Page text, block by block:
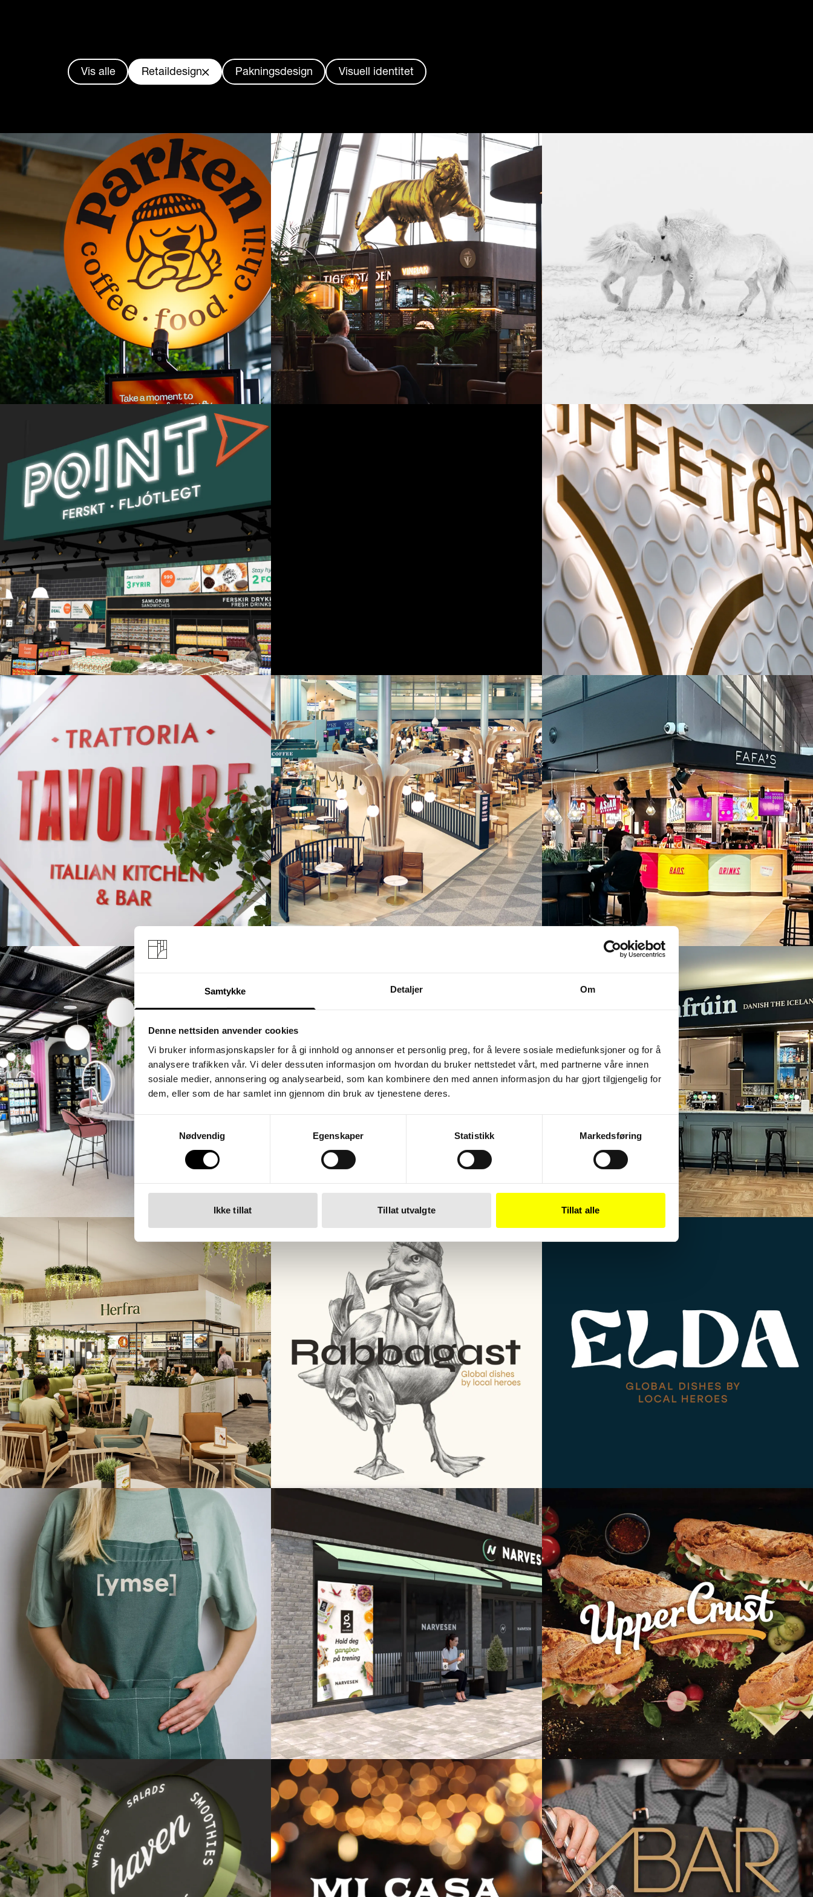
Samtykke Detaljer Om
Denne nettsiden anvender cookies
Vi bruker informasjonskapsler for å gi innhold og annonser et personlig preg, for å levere sosiale mediefunksjoner og for å
analysere trafikken vår. Vi deler dessuten informasjon om hvordan du bruker nettstedet vårt, med partnerne våre innen
sosiale medier, annonsering og analysearbeid, som kan kombinere den med annen informasjon du har gjort tilgjengelig for
dem, eller som de har samlet inn gjennom din bruk av tjenestene deres.
Samtykkevalg
Nødvendig
Egenskaper Statistikk Markedsføring
Ikke tillat Tillat utvalgte Tillat alle
Vis alle Retaildesign Pakningsdesign Visuell identitet
Parken – et distinkt
serveringskonsept med urbane
røtter
Select Service Partner AS​​​​
Et distinkt vinbarkonsept med
blikket vendt mot byen
SSP
En smak av Island – retaildesign
for Icelandic Deli på Keflavík
SSP Nordics & Baltics
Retaildesign for Point på Keflavík
– revitalisering og vekst gjennom
smartere løsninger
SSP Nordics & Baltics
Kaffetår – en moderne kaffebar
med norsk sjel og arkitektonisk
finesse
SSP Norge
Trattoria Tavolare – italiensk
sjarm møter Oslo lufthavn
Select Service Partner AS​​​​
Fra strategi og konsept til
prisvinnende foodcourt
SSP Finland
Tre unike serveringskonsepter –
én prisvinnende foodcourt
SSP Finland
Norges største skjønnhetsbutikk
på nett – nå også vakre fysiske
butikker
Brandsdal Group
Bjørns Backyard – en smak av
Oslo for reisende
Serveringskonsept med danske
smørrebrød på islandsk vis
Navn, visuell identitet og
serveringskonsept herfra
SSP
Rabbagast - en tjommi med
Ymse – litt av hvert til flyreisen
Narvesen revitaliserer sitt
butikkonsept – med fokus på
mat og drikke
Upper Crust - nysmurte
baguetter til 150 000
forbipasserende!